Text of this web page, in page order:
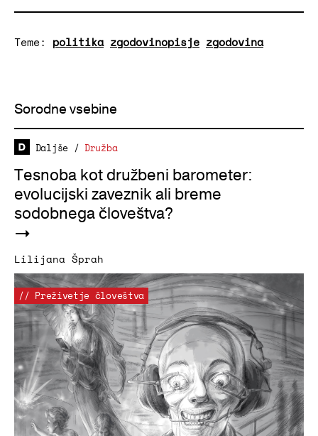
Teme: politika zgodovinopisje zgodovina
Sorodne vsebine
Daljše / Družba
Tesnoba kot družbeni barometer:
evolucijski zaveznik ali breme
sodobnega človeštva?
Lilijana Šprah
// Preživetje človeštva